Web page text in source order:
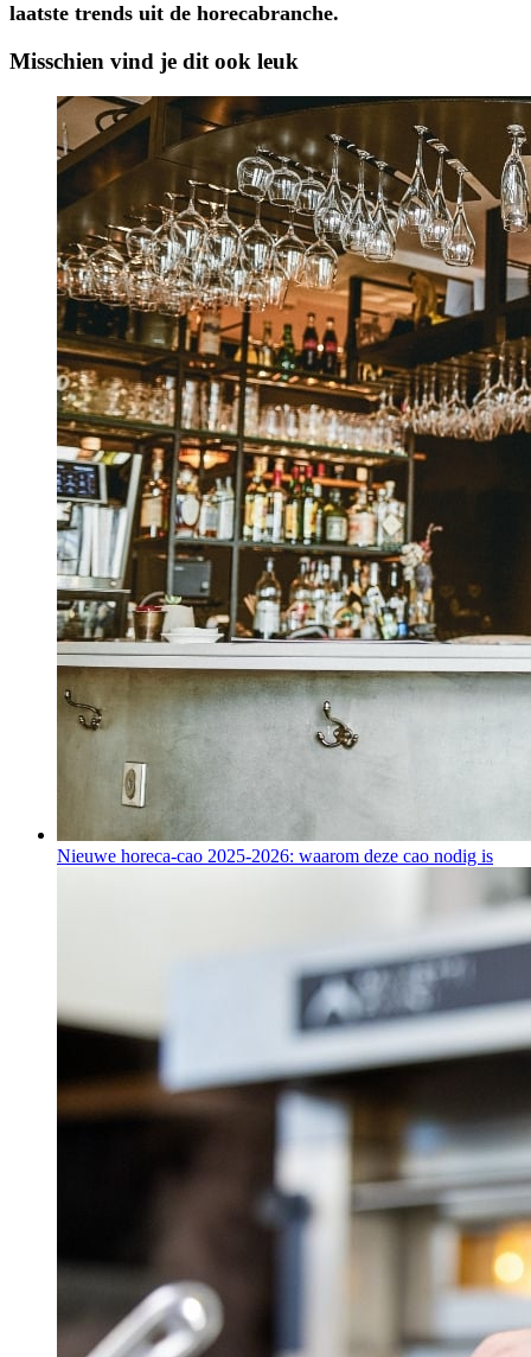
laatste trends uit de horecabranche.
Misschien vind je dit ook leuk
Nieuwe horeca-cao 2025-2026: waarom deze cao nodig is